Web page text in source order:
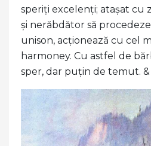
speriți excelenți; atașat cu
și nerăbdător să
unison, acționează cu cel
harmoney. Cu astfel de
sper, dar puțin de temut. &